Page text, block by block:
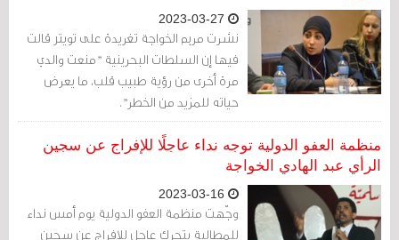
نشرت مريم الخواجة تغريدة على تويتر قالت
فيها إن السلطات البحرينية "منعت والدي
مرة أخرى من رؤية طبيب قلب، ما يعرض
حياته للمزيد من الخطر".
منظمة العفو الدولية توجه نداء عاجلًا للإفراج عن سجين
الرأي عبد الهادي الخواجة
وجّهت منظمة العفو الدولية يوم أمس نداء
للمطالبة بتحرك عاجل للإفراج عن سجين